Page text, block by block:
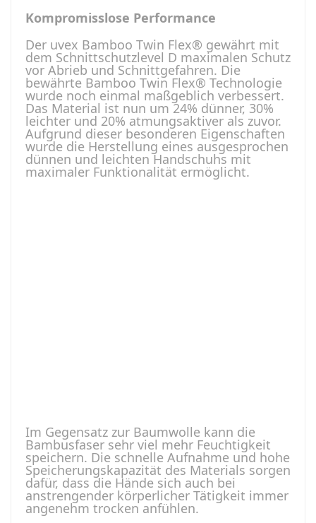
Kompromisslose Performance
Der uvex Bamboo Twin Flex® gewährt mit
dem Schnittschutzlevel D maximalen Schutz
vor Abrieb und Schnittgefahren. Die
bewährte Bamboo Twin Flex® Technologie
wurde noch einmal maßgeblich verbessert.
Das Material ist nun um 24% dünner, 30%
leichter und 20% atmungsaktiver als zuvor.
Aufgrund dieser besonderen Eigenschaften
wurde die Herstellung eines ausgesprochen
dünnen und leichten Handschuhs mit
maximaler Funktionalität ermöglicht.
Im Gegensatz zur Baumwolle kann die
Bambusfaser sehr viel mehr Feuchtigkeit
speichern. Die schnelle Aufnahme und hohe
Speicherungskapazität des Materials sorgen
dafür, dass die Hände sich auch bei
anstrengender körperlicher Tätigkeit immer
angenehm trocken anfühlen.